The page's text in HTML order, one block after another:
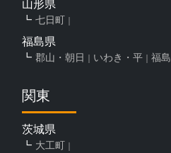
山形県
七日町
福島県
郡山・朝日 いわき・平 福島
関東
茨城県
大工町